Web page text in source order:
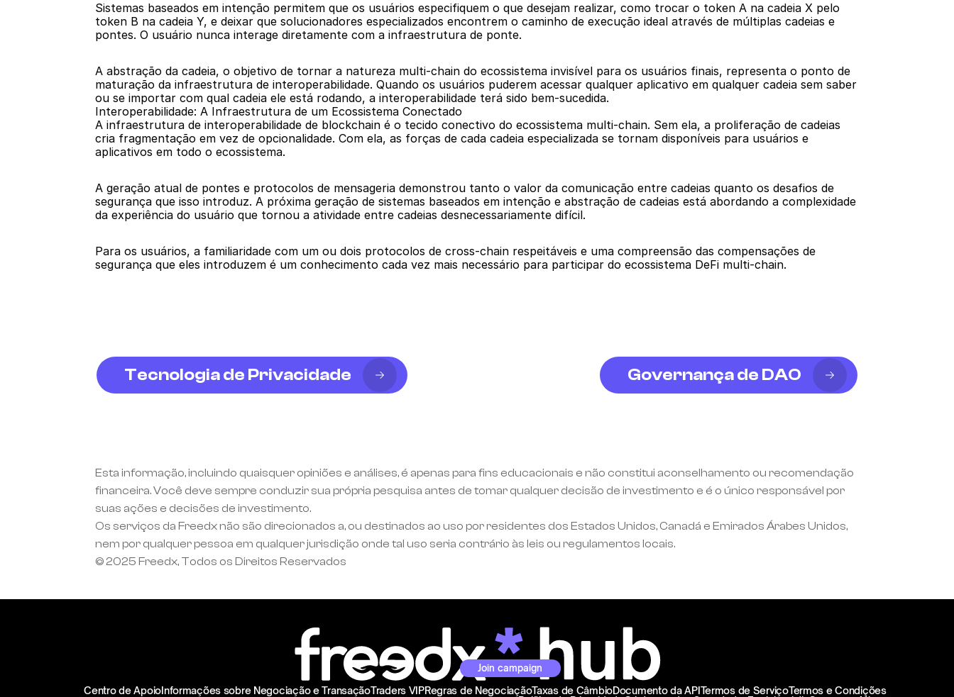
Sistemas baseados em intenção permitem que os usuários especifiquem o que desejam realizar, como trocar o token A na cadeia X pelo
token B na cadeia Y, e deixar que solucionadores especializados encontrem o caminho de execução ideal através de múltiplas cadeias e
pontes. O usuário nunca interage diretamente com a infraestrutura de ponte.
A abstração da cadeia, o objetivo de tornar a natureza multi-chain do ecossistema invisível para os usuários finais, representa o ponto de
maturação da infraestrutura de interoperabilidade. Quando os usuários puderem acessar qualquer aplicativo em qualquer cadeia sem saber
ou se importar com qual cadeia ele está rodando, a interoperabilidade terá sido bem-sucedida.
Interoperabilidade: A Infraestrutura de um Ecossistema Conectado
A infraestrutura de interoperabilidade de blockchain é o tecido conectivo do ecossistema multi-chain. Sem ela, a proliferação de cadeias
cria fragmentação em vez de opcionalidade. Com ela, as forças de cada cadeia especializada se tornam disponíveis para usuários e
aplicativos em todo o ecossistema.
A geração atual de pontes e protocolos de mensageria demonstrou tanto o valor da comunicação entre cadeias quanto os desafios de
segurança que isso introduz. A próxima geração de sistemas baseados em intenção e abstração de cadeias está abordando a complexidade
da experiência do usuário que tornou a atividade entre cadeias desnecessariamente difícil.
Para os usuários, a familiaridade com um ou dois protocolos de cross-chain respeitáveis e uma compreensão das compensações de
segurança que eles introduzem é um conhecimento cada vez mais necessário para participar do ecossistema DeFi multi-chain.
Tecnologia de Privacidade Governança de DAO
Esta informação, incluindo quaisquer opiniões e análises, é apenas para fins educacionais e não constitui aconselhamento ou recomendação
financeira. Você deve sempre conduzir sua própria pesquisa antes de tomar qualquer decisão de investimento e é o único responsável por
suas ações e decisões de investimento.
Os serviços da Freedx não são direcionados a, ou destinados ao uso por residentes dos Estados Unidos, Canadá e Emirados Árabes Unidos,
nem por qualquer pessoa em qualquer jurisdição onde tal uso seria contrário às leis ou regulamentos locais.
© 2025 Freedx, Todos os Direitos Reservados
Join campaign
Centro de ApoioInformações sobre Negociação e TransaçãoTraders VIPRegras de NegociaçãoTaxas de CâmbioDocumento da APITermos de ServiçoTermos e Condições